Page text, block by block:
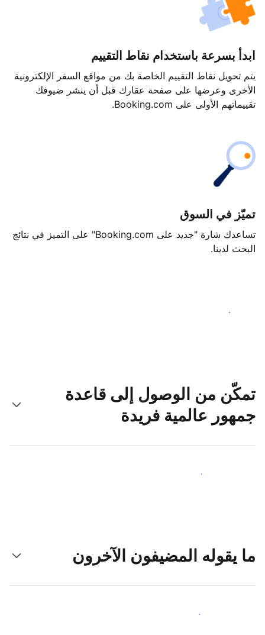
ابدأ بسرعة باستخدام نقاط التقييم
يتم تحويل نقاط التقييم الخاصة بك من مواقع السفر الإلكترونية
الأخرى وعرضها على صفحة عقارك قبل أن ينشر ضيوفك
تقييماتهم الأولى على Booking.com.
تميّز في السوق
تساعدك شارة "جديد على Booking.com" على التميز في نتائج
البحث لدينا.
ابدأ اليوم
تمكّن من الوصول إلى قاعدة
جمهور عالمية فريدة
اجذب ضيوف جدد اليوم
ما يقوله المضيفون الآخرون
انضم إلى مضيفين آخرين